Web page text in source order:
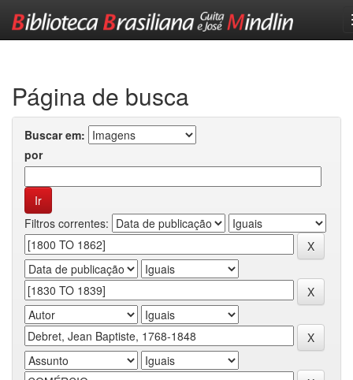
Página de busca
Buscar em:
por
Filtros correntes: